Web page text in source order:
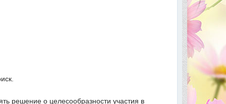
решение о целесообразности участия в